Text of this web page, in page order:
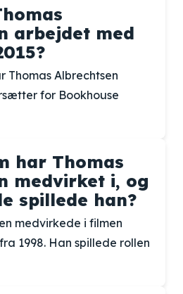
arbejdet med
Thomas Albrechtsen
for Bookhouse
har Thomas
medvirket i, og
spillede han?
medvirkede i filmen
1998. Han spillede rollen